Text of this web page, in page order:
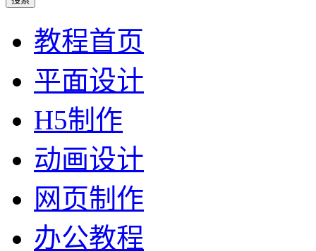
教程首页
平面设计
H5制作
动画设计
网页制作
办公教程